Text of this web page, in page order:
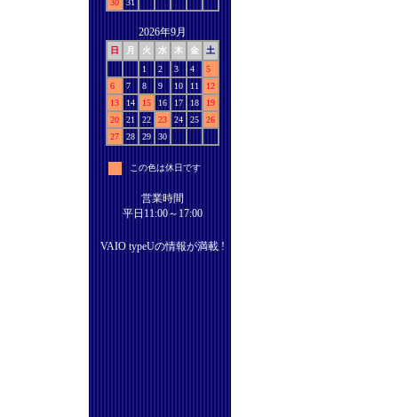
30
31
2026年9月
日 月 火 水 木 金
土
1
2 3 4
5
6
7 8 9 10 11
12
13
14 15 16 17 18
19
20
21 22 23 24 25
26
27
28 29 30
この色は休日です
営業時間
平日11:00～17:00
VAIO typeUの情報が満載 !